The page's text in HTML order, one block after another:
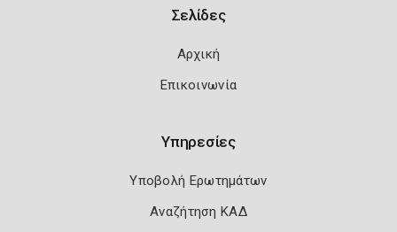
Σελίδες
Αρχική
Επικοινωνία
Υπηρεσίες
Υποβολή Ερωτημάτων
Αναζήτηση ΚΑΔ